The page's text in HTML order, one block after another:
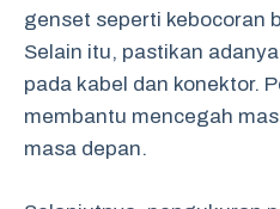
genset seperti kebocoran
Selain itu, pastikan
pada kabel dan konektor.
membantu mencegah
masa depan.